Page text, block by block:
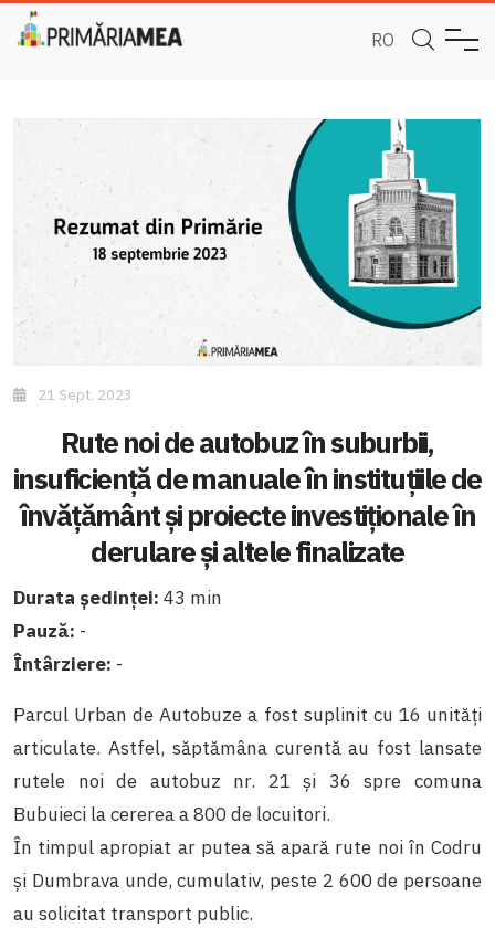
RO
21 Sept. 2023
Rute noi de autobuz în suburbii,
insuficiență de manuale în instituțiile de
învățământ și proiecte investiționale în
derulare și altele finalizate
Durata ședinței: 43 min
Pauză: -
Întârziere: -
Parcul Urban de Autobuze a fost suplinit cu 16 unități
articulate. Astfel, săptămâna curentă au fost lansate
rutele noi de autobuz nr. 21 și 36 spre comuna
Bubuieci la cererea a 800 de locuitori.
În timpul apropiat ar putea să apară rute noi în Codru
și Dumbrava unde, cumulativ, peste 2 600 de persoane
au solicitat transport public.